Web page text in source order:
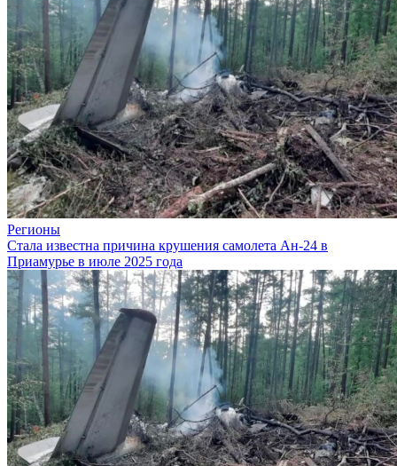
Регионы
Стала известна причина крушения самолета Ан-24 в
Приамурье в июле 2025 года